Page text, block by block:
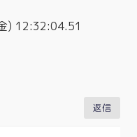
) 12:32:04.51
返信